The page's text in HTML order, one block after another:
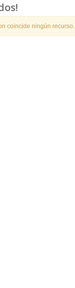
coincide ningún recurso.